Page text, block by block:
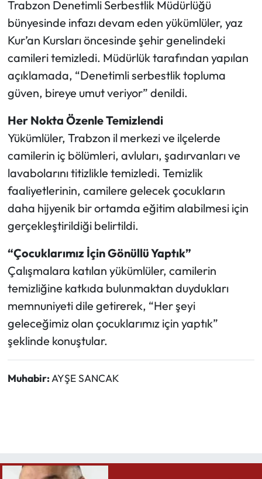
Trabzon Denetimli Serbestlik Müdürlüğü
bünyesinde infazı devam eden yükümlüler, yaz
Kur’an Kursları öncesinde şehir genelindeki
camileri temizledi. Müdürlük tarafından yapılan
açıklamada, “Denetimli serbestlik topluma
güven, bireye umut veriyor” denildi.
Her Nokta Özenle Temizlendi
Yükümlüler, Trabzon il merkezi ve ilçelerde
camilerin iç bölümleri, avluları, şadırvanları ve
lavabolarını titizlikle temizledi. Temizlik
faaliyetlerinin, camilere gelecek çocukların
daha hijyenik bir ortamda eğitim alabilmesi için
gerçekleştirildiği belirtildi.
“Çocuklarımız İçin Gönüllü Yaptık”
Çalışmalara katılan yükümlüler, camilerin
temizliğine katkıda bulunmaktan duydukları
memnuniyeti dile getirerek, “Her şeyi
geleceğimiz olan çocuklarımız için yaptık”
şeklinde konuştular.
Muhabir:AYŞE SANCAK
Spor Yazıları
Mektup Galeri
Ekonomi
Sağlık
Turizm
Teknoloji